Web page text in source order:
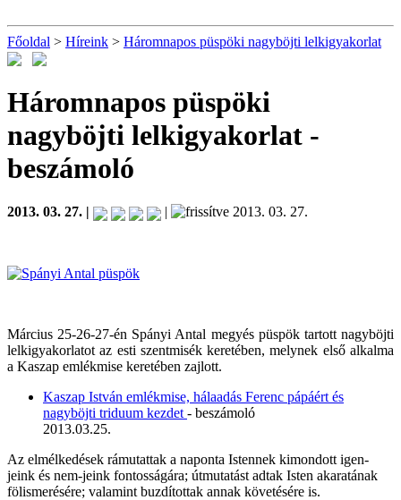
Főoldal > Híreink > Háromnapos püspöki nagyböjti lelkigyakorlat
Háromnapos püspöki
nagyböjti lelkigyakorlat -
beszámoló
2013. 03. 27. | | 2013. 03. 27.
Március 25-26-27-én Spányi Antal megyés püspök tartott nagyböjti
lelkigyakorlatot az esti szentmisék keretében, melynek első alkalma
a Kaszap emlékmise keretében zajlott.
Kaszap István emlékmise, hálaadás Ferenc pápáért és
nagyböjti triduum kezdet - beszámoló
2013.03.25.
Az elmélkedések rámutattak a naponta Istennek kimondott igen-
jeink és nem-jeink fontosságára; útmutatást adtak Isten akaratának
fölismerésére; valamint buzdítottak annak követésére is.